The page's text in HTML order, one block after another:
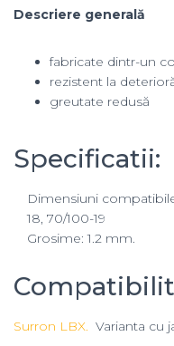
Descriere generală
fabricate dintr-un
rezistent la
greutate redusă
Specificatii:
Dimensiuni
18, 70/100-19
Grosime: 1.2 mm.
Surron LBX. Varianta cu